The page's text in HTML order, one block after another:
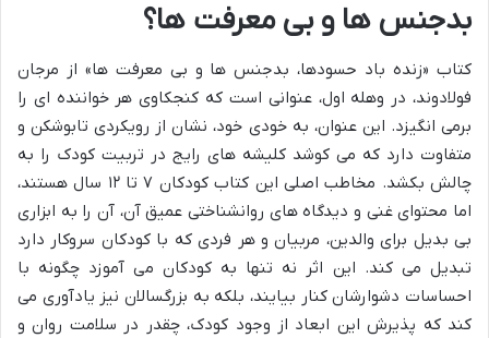
بدجنس ها و بی معرفت ها؟
کتاب «زنده باد حسودها، بدجنس ها و بی معرفت ها» از مرجان
فولادوند، در وهله اول، عنوانی است که کنجکاوی هر خواننده ای را
برمی انگیزد. این عنوان، به خودی خود، نشان از رویکردی تابوشکن و
متفاوت دارد که می کوشد کلیشه های رایج در تربیت کودک را به
چالش بکشد. مخاطب اصلی این کتاب کودکان ۷ تا ۱۲ سال هستند،
اما محتوای غنی و دیدگاه های روانشناختی عمیق آن، آن را به ابزاری
بی بدیل برای والدین، مربیان و هر فردی که با کودکان سروکار دارد
تبدیل می کند. این اثر نه تنها به کودکان می آموزد چگونه با
احساسات دشوارشان کنار بیایند، بلکه به بزرگسالان نیز یادآوری می
کند که پذیرش این ابعاد از وجود کودک، چقدر در سلامت روان و